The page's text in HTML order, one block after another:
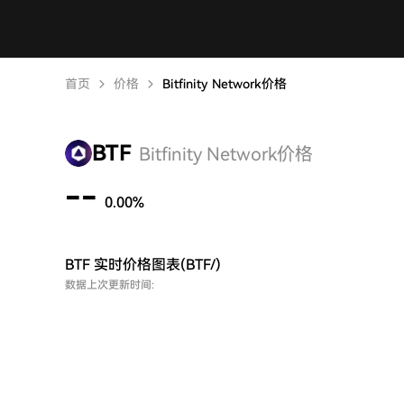
首页 价格 Bitfinity Network价格
BTF Bitfinity Network价格
-- 0.00%
BTF 实时价格图表(BTF/)
数据上次更新时间: